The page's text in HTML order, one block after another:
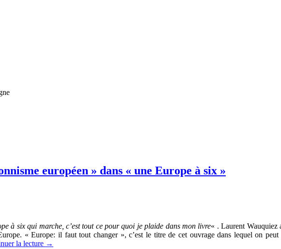
européen » dans « une Europe à six »
à six qui marche, c’est tout ce pour quoi je plaide dans mon livre« . Laurent Wauquiez
« Europe: il faut tout changer », c’est le titre de cet ouvrage dans lequel on
la lecture →